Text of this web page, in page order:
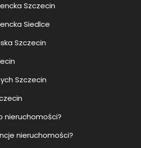
Szczecin
Siedlce
Szczecin
Szczecin
nieruchomości?
nieruchomości?